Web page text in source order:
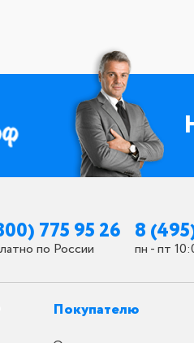
775 95 26
по России
8
пн - пт
Покупателю